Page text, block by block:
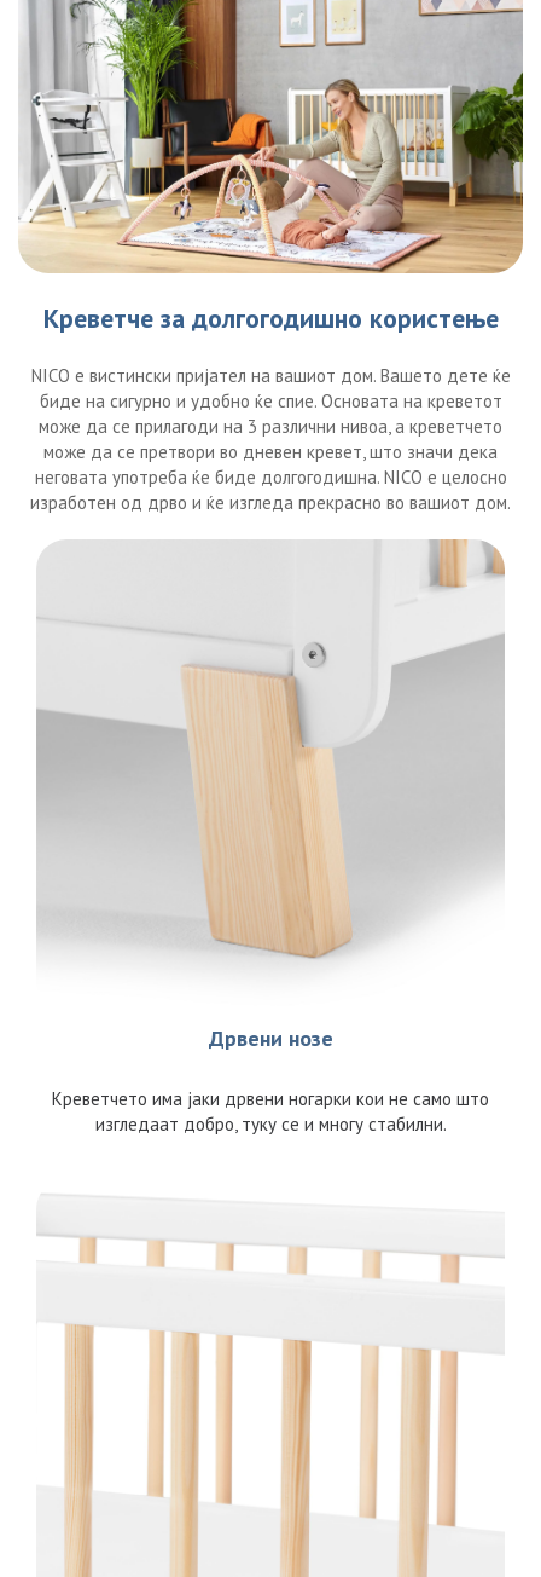
Креветче за долгогодишно користење
NICO е вистински пријател на вашиот дом. Вашето дете ќе
биде на сигурно и удобно ќе спие. Основата на креветот
може да се прилагоди на 3 различни нивоа, а креветчето
може да се претвори во дневен кревет, што значи дека
неговата употреба ќе биде долгогодишна. NICO е целосно
изработен од дрво и ќе изгледа прекрасно во вашиот дом.
Дрвени нозе
Креветчето има јаки дрвени ногарки кои не само што
изгледаат добро, туку се и многу стабилни.